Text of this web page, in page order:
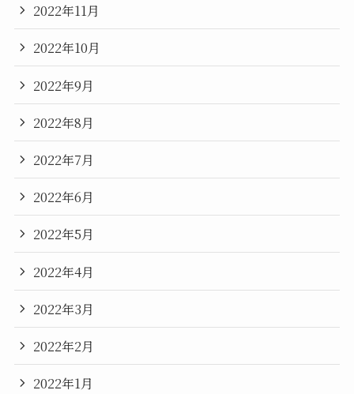
2022年11月
2022年10月
2022年9月
2022年8月
2022年7月
2022年6月
2022年5月
2022年4月
2022年3月
2022年2月
2022年1月